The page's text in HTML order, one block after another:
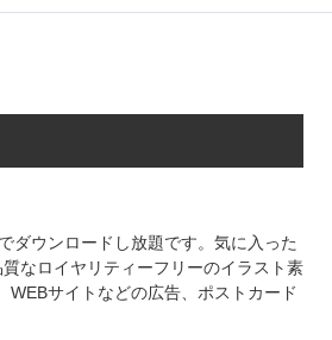
ダウンロードし放題です。気に入った
なロイヤリティーフリーのイラスト素
サイトなどの広告、ポストカード